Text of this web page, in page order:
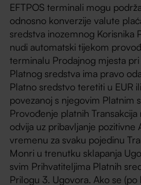
EFTPOS terminali mogu
odnosno konverzije valute
sredstva inozemnog Korisnika
nudi automatski tijekom
terminalu Prodajnog mjesta
Platnog sredstva ima pravo
Platno sredstvo teretiti u EUR
povezanoj s njegovim Platnim
Provođenje platnih
odvija uz pribavljanje pozitivne
vremenu za svaku pojedinu
Monri u trenutku sklapanja
svim Prihvatiteljima Platnih
Prilogu 3. Ugovora. Ako se